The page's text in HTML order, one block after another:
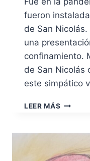
fueron
de San
una
confinamiento.
de San Nicolás
este simpático
LEER MÁS
DE
LOS